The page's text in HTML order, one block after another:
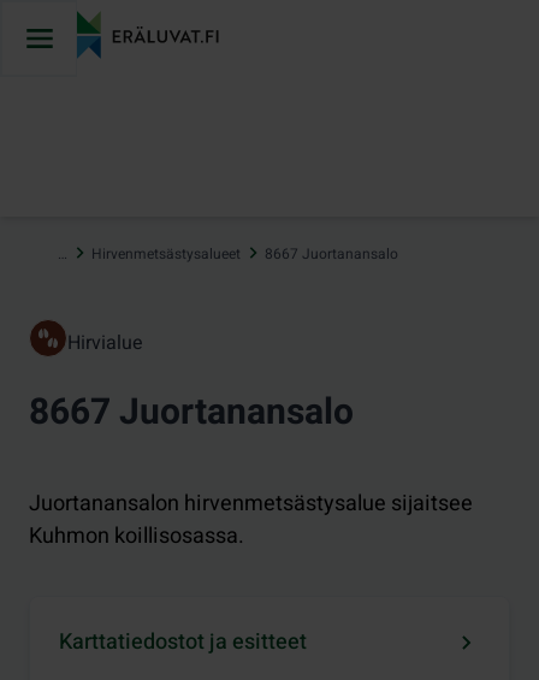
sisältöön
… Hirvenmetsästysalueet 8667 Juortanansalo
Hirvialue
8667 Juortanansalo
Juortanansalon hirvenmetsästysalue sijaitsee
Kuhmon koillisosassa.
Karttatiedostot ja esitteet